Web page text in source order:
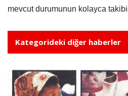
mevcut durumunun kolayca
Kategorideki diğer haberler